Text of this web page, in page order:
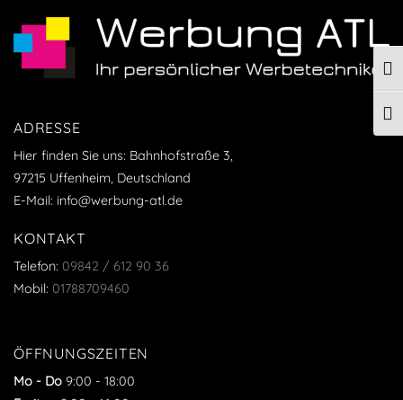
ADRESSE
Hier finden Sie uns: Bahnhofstraße 3,
97215 Uffenheim, Deutschland
E-Mail: info@werbung-atl.de
KONTAKT
Telefon: 09842 / 612 90 36
Mobil: 01788709460
ÖFFNUNGSZEITEN
Mo - Do 9:00 - 18:00